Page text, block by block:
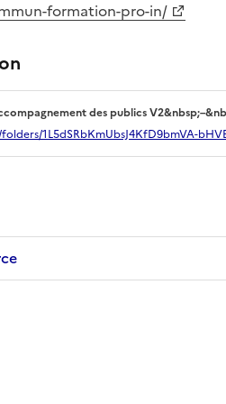
formation-pro-in/
des publics
1L5dSRbKmUbsJ4KfD9bmVA-